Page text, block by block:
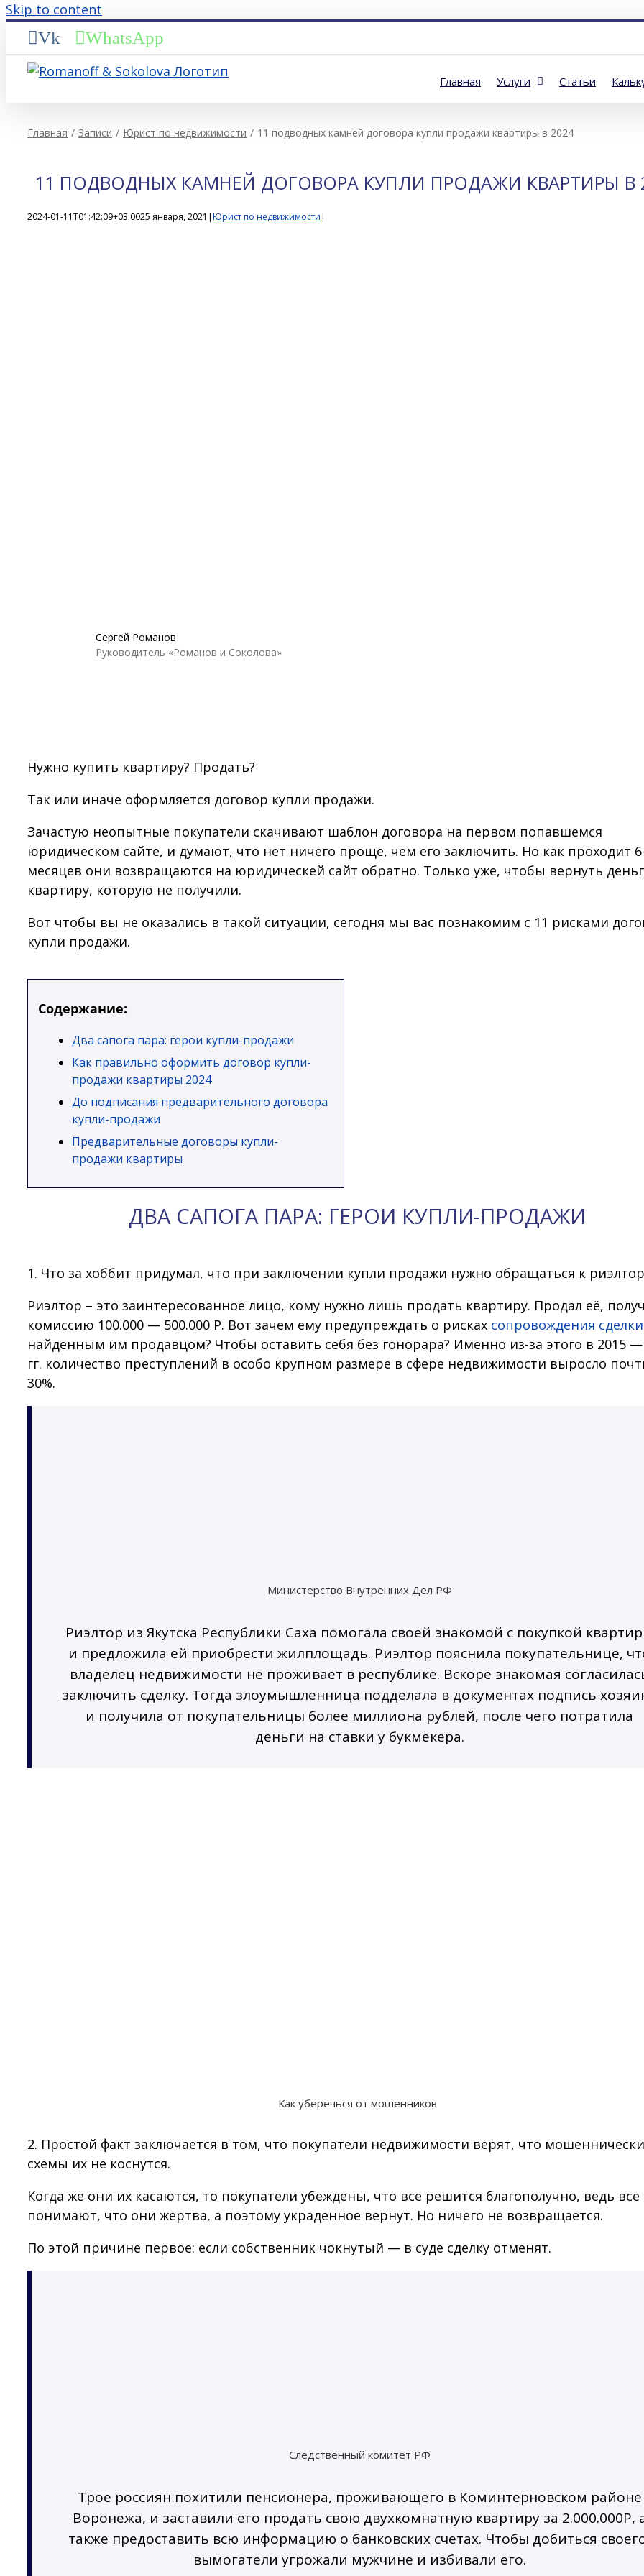
Skip to content
Vk WhatsApp
Главная Услуги Статьи
Главная Записи Юрист по недвижимости 11 подводных камней договора купли продажи квартиры в 2024
11 ПОДВОДНЫХ КАМНЕЙ ДОГОВОРА КУПЛИ ПРОДАЖИ КВАРТИРЫ В
2024-01-11T01:42:09+03:0025 января, 2021 |Юрист по недвижимости|
Сергей Романов
Руководитель «Романов и Соколова»
Нужно купить квартиру? Продать?
Так или иначе оформляется договор купли продажи.
Зачастую неопытные покупатели скачивают шаблон договора на первом попавшемся
юридическом сайте, и думают, что нет ничего проще, чем его заключить. Но как проходит
месяцев они возвращаются на юридическей сайт обратно. Только уже, чтобы вернуть
квартиру, которую не получили.
Вот чтобы вы не оказались в такой ситуации, сегодня мы вас познакомим с 11 рисками
купли продажи.
Содержание:
Два сапога пара: герои купли-продажи
Как правильно оформить договор купли-
продажи квартиры 2024
До подписания предварительного договора
купли-продажи
Предварительные договоры купли-
продажи квартиры
ДВА САПОГА ПАРА: ГЕРОИ КУПЛИ-ПРОДАЖИ
1. Что за хоббит придумал, что при заключении купли продажи нужно обращаться к
Риэлтор – это заинтересованное лицо, кому нужно лишь продать квартиру. Продал её,
комиссию 100.000 — 500.000 Р. Вот зачем ему предупреждать о рисках сопровождения сделки
найденным им продавцом? Чтобы оставить себя без гонорара? Именно из-за этого в 2015 —
гг. количество преступлений в особо крупном размере в сфере недвижимости выросло
30%.
Министерство Внутренних Дел РФ
Риэлтор из Якутска Республики Саха помогала своей знакомой с покупкой
и предложила ей приобрести жилплощадь. Риэлтор пояснила покупательнице,
владелец недвижимости не проживает в республике. Вскоре знакомая
заключить сделку. Тогда злоумышленница подделала в документах подпись
и получила от покупательницы более миллиона рублей, после чего потратила
деньги на ставки у букмекера.
Как уберечься от мошенников
2. Простой факт заключается в том, что покупатели недвижимости верят, что
схемы их не коснутся.
Когда же они их касаются, то покупатели убеждены, что все решится благополучно, ведь все
понимают, что они жертва, а поэтому украденное вернут. Но ничего не возвращается.
По этой причине первое: если собственник чокнутый — в суде сделку отменят.
Следственный комитет РФ
Трое россиян похитили пенсионера, проживающего в Коминтерновском районе
Воронежа, и заставили его продать свою двухкомнатную квартиру за 2.000.000Р,
также предоставить всю информацию о банковских счетах. Чтобы добиться
вымогатели угрожали мужчине и избивали его.